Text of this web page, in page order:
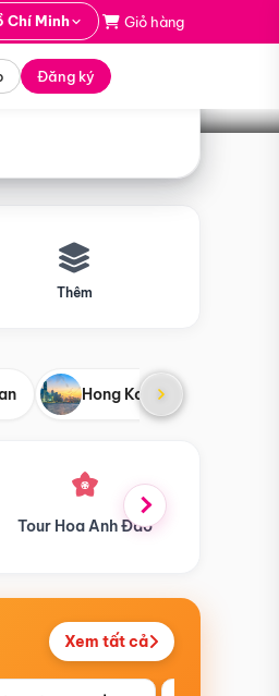
Chí Minh Giỏ hàng
Đăng ký
Tìm tour
Thêm
Hong Kong
Du lịch Mùa Hè
Xem tất cả
Điểm nổi bật